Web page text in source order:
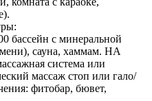
бассейн с минеральной
сауна, хаммам. НА
система или
массаж стоп или гало/
фитобар, бювет,